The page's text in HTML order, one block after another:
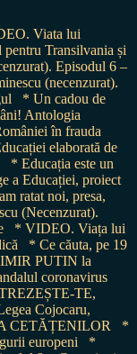
Viata lui
Transilvania și
Episodul 6 –
(necenzurat).
* Un cadou de
Antologia
în frauda
elaborată de
* Educația este un
a Educației, proiect
ratat noi, presa,
(Necenzurat).
* VIDEO. Viața lui
* Ce căuta, pe 19
PUTIN la
coronavirus
TE,
Cojocaru,
CETĂȚENILOR
*
europeni
*